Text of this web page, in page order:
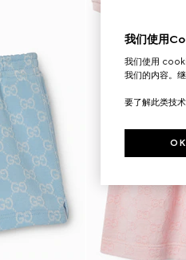
我们使用
我们使用
我们的内容。
要了解此类技
OK